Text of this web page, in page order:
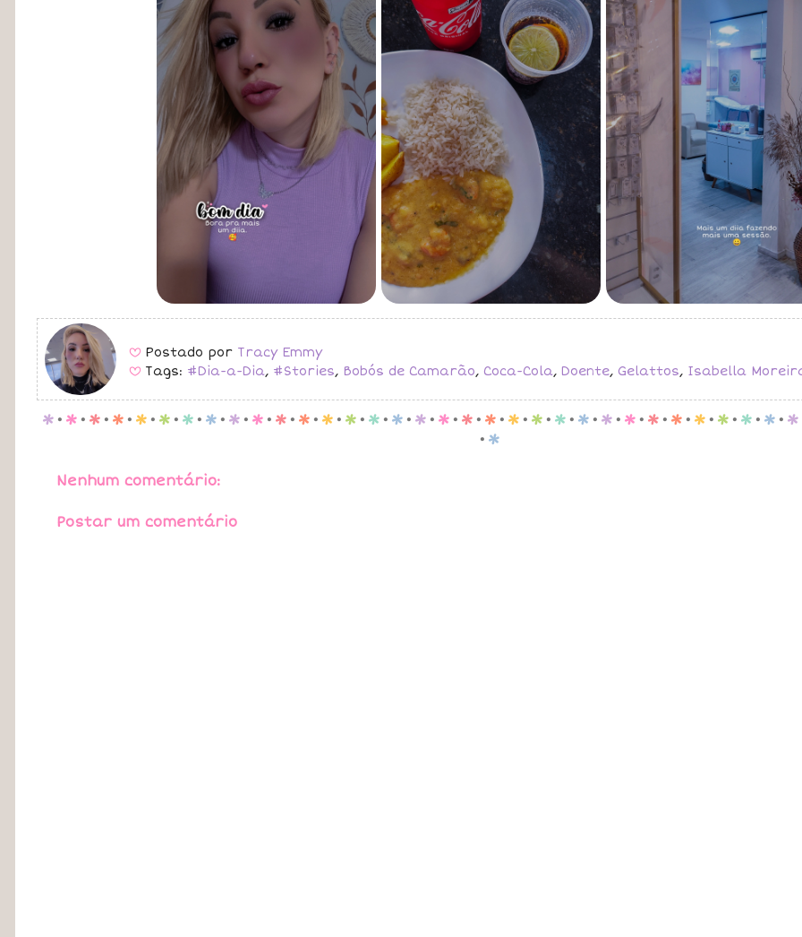
B Postado por Tracy Emmy
B Tags: #Dia-a-Dia, #Stories, Bobós de Camarão, Coca-Cola, Doente, Gelattos, Isabella
p . p . p . p . p . p . p . p . p . p . p . p . p . p . p . p . p . p . p . p . p . p . p . p . p . p . p . p . p . p . p . p . p
. p
Nenhum comentário:
Postar um comentário